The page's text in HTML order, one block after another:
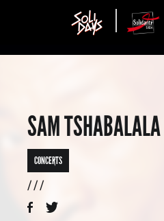
SAM
CONCERTS
/ / /